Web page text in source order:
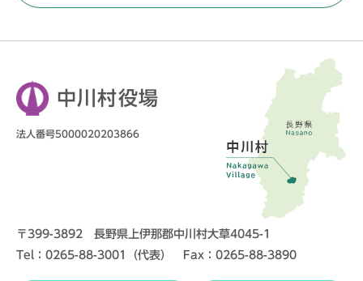
中川村役場
法人番号5000020203866
〒399-3892 長野県上伊那郡中川村大草4045-1
Tel：0265-88-3001（代表） Fax：0265-88-3890